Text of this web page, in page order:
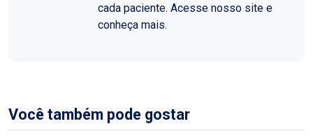
cada paciente. Acesse nosso site e
conheça mais.
Você também pode gostar